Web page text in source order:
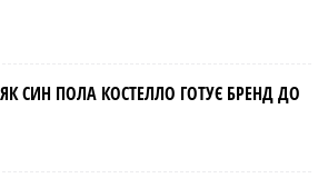
СИН ПОЛА КОСТЕЛЛО ГОТУЄ БРЕНД ДО